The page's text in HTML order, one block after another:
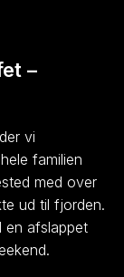
–
vi
familien
med over
ud til fjorden.
en afslappet